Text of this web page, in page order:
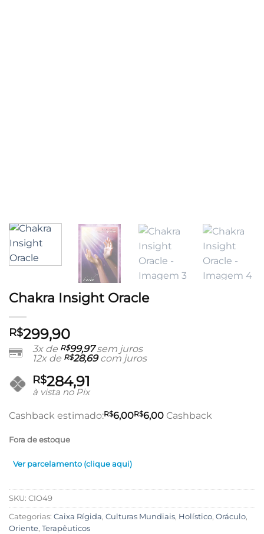
Chakra Insight Oracle
R$299,90
3x de R$99,97sem juros
12x de R$28,69com juros
R$284,91
à vista no Pix
Cashback estimado:R$6,00R$6,00 Cashback
Fora de estoque
Ver parcelamento (clique aqui)
SKU: CIO49
Categorias: Caixa Rígida, Culturas Mundiais, Holístico, Oráculo,
Oriente, Terapêuticos